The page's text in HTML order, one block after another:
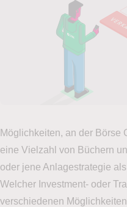
Möglichkeiten, an der Börse
eine Vielzahl von Büchern
oder jene Anlagestrategie
Welcher Investment- oder
verschiedenen